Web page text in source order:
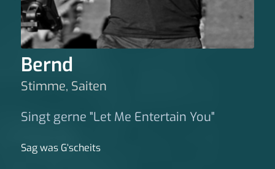
Bernd
Stimme, Saiten
Singt gerne "Let Me Entertain You"
Sag was G‘scheits